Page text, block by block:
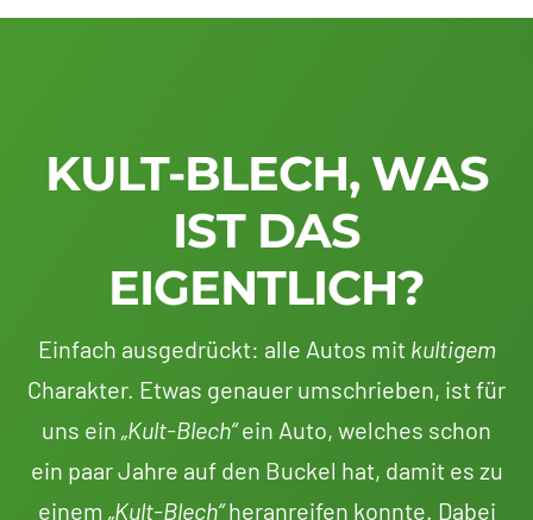
KULT-BLECH, WAS
IST DAS
EIGENTLICH?
Einfach ausgedrückt: alle Autos mit kultigem
Charakter. Etwas genauer umschrieben, ist für
uns ein „Kult-Blech“ein Auto, welches schon
ein paar Jahre auf den Buckel hat, damit es zu
einem „Kult-Blech“heranreifen konnte. Dabei